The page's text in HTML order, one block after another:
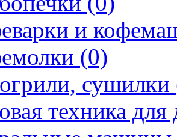
и
(0)
сушилки
техника